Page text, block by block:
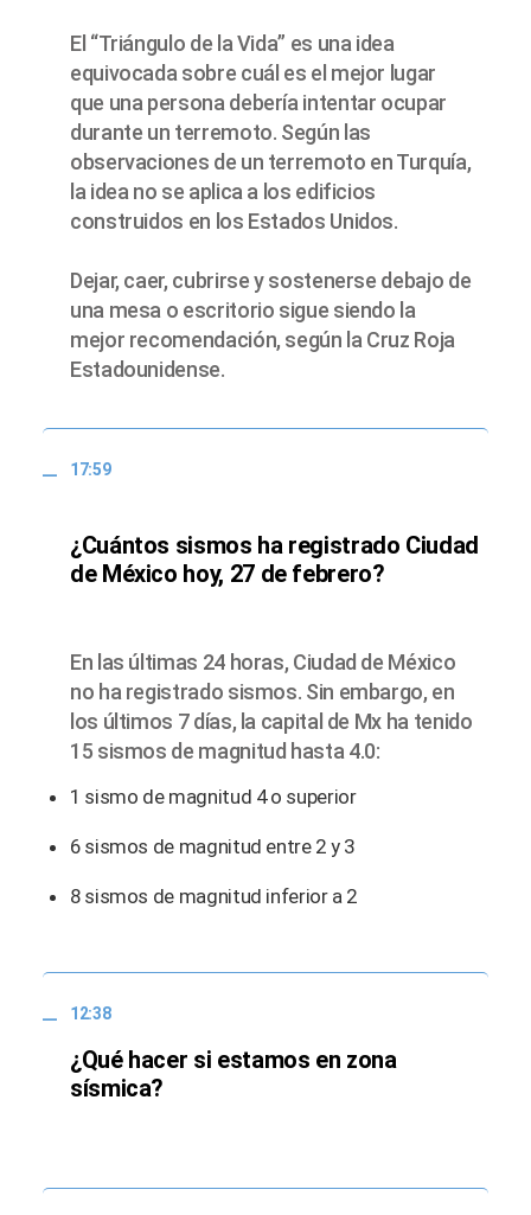
El “Triángulo de la Vida” es una idea
equivocada sobre cuál es el mejor lugar
que una persona debería intentar ocupar
durante un terremoto. Según las
observaciones de un terremoto en Turquía,
la idea no se aplica a los edificios
construidos en los Estados Unidos.
Dejar, caer, cubrirse y sostenerse debajo de
una mesa o escritorio sigue siendo la
mejor recomendación, según la Cruz Roja
Estadounidense.
17:59
¿Cuántos sismos ha registrado Ciudad
de México hoy, 27 de febrero?
En las últimas 24 horas, Ciudad de México
no ha registrado sismos. Sin embargo, en
los últimos 7 días, la capital de Mx ha tenido
15 sismos de magnitud hasta 4.0:
1 sismo de magnitud 4 o superior
6 sismos de magnitud entre 2 y 3
8 sismos de magnitud inferior a 2
12:38
¿Qué hacer si estamos en zona
sísmica?